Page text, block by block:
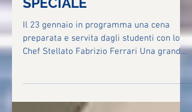
PROGETTO SOLIDALE
SPECIALE
Il 23 gennaio in programma una cena